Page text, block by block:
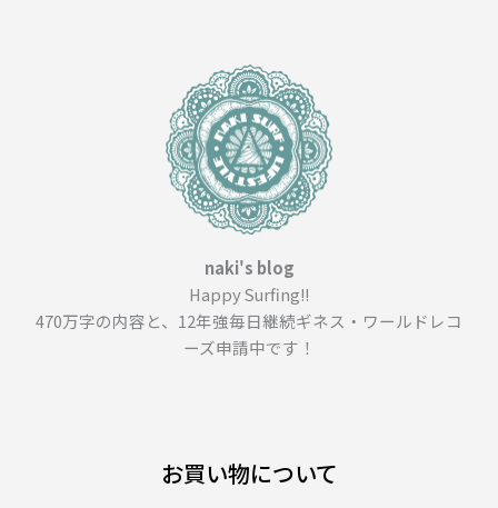
naki's blog
Happy Surfing!!
470万字の内容と、12年強毎日継続ギネス・ワールドレコ
ーズ申請中です！
お買い物について